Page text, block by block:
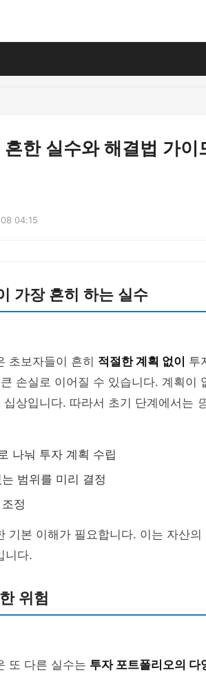
한 실수와 해결법 가이
04:15
가장 흔히 하는 실수
초보자들이 흔히 적절한 계획 없이
투
손실로 이어질 수 있습니다. 계획이
상입니다. 따라서 초기 단계에서는
나눠 투자 계획 수립
범위를 미리 결정
정
기본 이해가 필요합니다. 이는 자산
니다.
위험
또 다른 실수는 투자 포트폴리오의 다